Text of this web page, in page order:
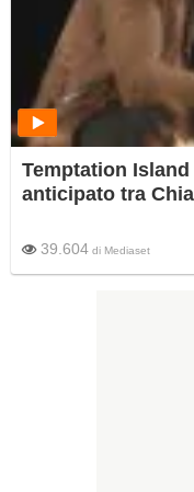
Temptation
anticipato tra
39.604 di Mediaset